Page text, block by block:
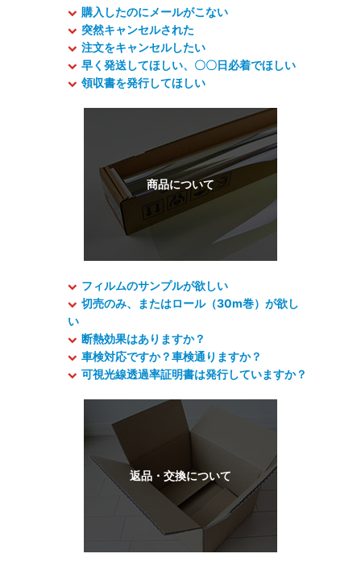
購入したのにメールがこない
突然キャンセルされた
注文をキャンセルしたい
早く発送してほしい、〇〇日必着でほしい
領収書を発行してほしい
フィルムのサンプルが欲しい
切売のみ、またはロール（30m巻）が欲し
い
断熱効果はありますか？
車検対応ですか？車検通りますか？
可視光線透過率証明書は発行していますか？